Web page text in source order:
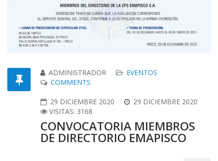
ADMINISTRADOR
EVENTOS
COMMENTS
29 DICIEMBRE 2020
29 DICIEMBRE 2020
VISITAS: 3168
CONVOCATORIA MIEMBROS
DE DIRECTORIO EMAPISCO